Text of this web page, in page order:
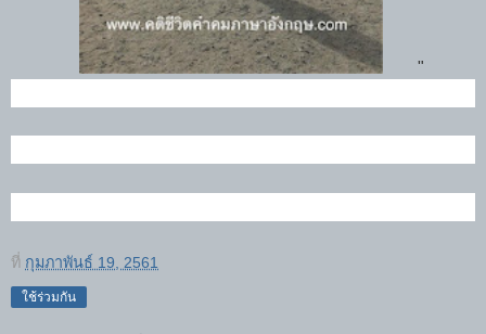
"
ที่ กุมภาพันธ์ 19, 2561
ใช้ร่วมกัน